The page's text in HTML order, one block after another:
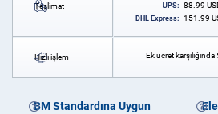
Teslimat UPS: 88.99
DHL Express: 151.99
Hızlı işlem Ek ücret
BM Standardına Uygun